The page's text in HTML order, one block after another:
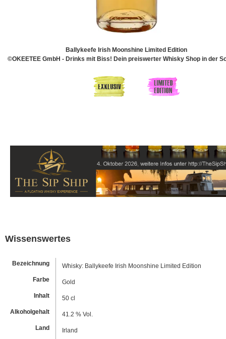
Ballykeefe Irish Moonshine Limited Edition
©OKEETEE GmbH - Drinks mit Biss! Dein preiswerter Whisky Shop in der
Wissenswertes
Bezeichnung
Whisky: Ballykeefe Irish Moonshine Limited Edition
Farbe
Gold
Inhalt
50 cl
Alkoholgehalt
41.2 % Vol.
Land
Irland